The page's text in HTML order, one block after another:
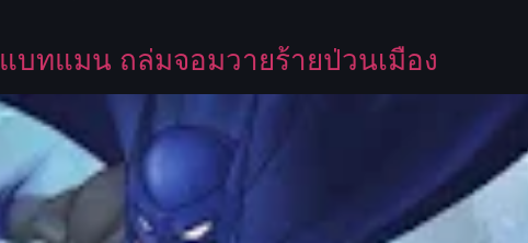
บทแมน ถล่มจอมวายร้ายป่วนเมือง